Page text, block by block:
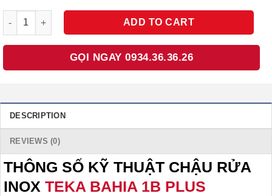
CHẬU RỬA INOX TEKA BAHIA 1B PLUS 11127004 NHẬP KHẨU
ADD TO CART
GỌI NGAY 0934.36.36.26
DESCRIPTION
REVIEWS (0)
THÔNG SỐ KỸ THUẬT CHẬU RỬA
INOX TEKA BAHIA 1B PLUS